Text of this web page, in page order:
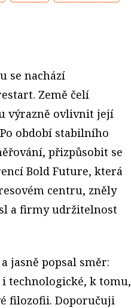
se nachází
Země čelí
výrazně ovlivnit její
období stabilního
přizpůsobit se
Bold Future, která
centru, zněly
a firmy udržitelnost
jasně popsal směr:
technologické, k tomu,
filozofii. Doporučuji